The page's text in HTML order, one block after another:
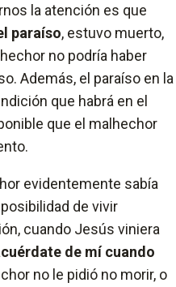
la atención es que
paraíso, estuvo muerto,
no podría haber
Además, el paraíso en la
que habrá en el
que el malhechor
evidentemente sabía
de vivir
cuando Jesús viniera
de mí cuando
no le pidió no morir, o